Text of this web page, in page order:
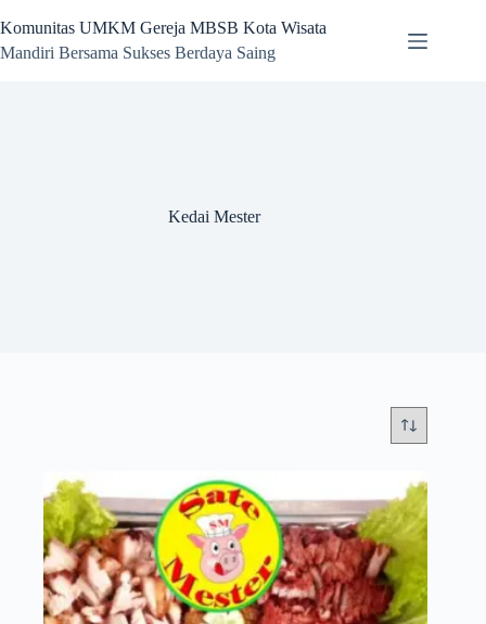
to
content
Komunitas UMKM Gereja MBSB Kota Wisata
Mandiri Bersama Sukses Berdaya Saing
Kedai Mester